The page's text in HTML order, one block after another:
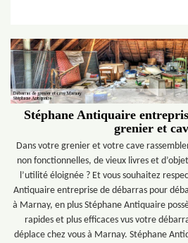
Stéphane Antiquaire
grenier et
Dans votre grenier et votre cave
non fonctionnelles, de vieux livres et
l’utilité éloignée ? Et vous souhaitez
Antiquaire entreprise de débarras pour
à Marnay, en plus Stéphane Antiquaire
rapides et plus efficaces vus votre
déplace chez vous à Marnay. Stéphane